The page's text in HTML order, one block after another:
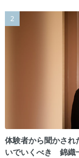
体験者から聞かされ
いでいくべき 錦織